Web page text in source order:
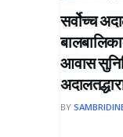
सर्वोच्च
आवास
BY